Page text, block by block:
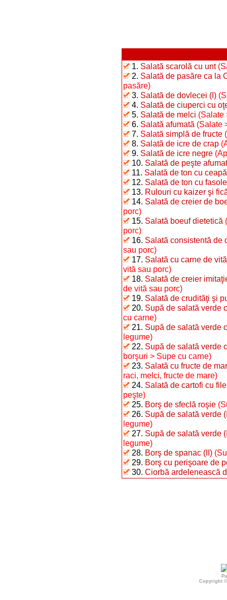
1. Salată scarolă cu unt
2. Salată de pasăre ca la
pasăre)
3. Salată de dovlecei (I)
4. Salată de ciuperci cu
5. Salată de melci (Salate
6. Salată afumată (Salate
7. Salată simplă de fructe
8. Salată de icre de crap
9. Salată de icre negre
10. Salată de peşte
11. Salată de ton cu ceapă
12. Salată de ton cu
13. Rulouri cu kaizer şi
14. Salată de creier de
porc)
15. Salată boeuf dietetică
porc)
16. Salată consistentă de
sau porc)
17. Salată cu carne de
vită sau porc)
18. Salată de creier
de vită sau porc)
19. Salată de crudităţi şi
20. Supă de salată verde
cu carne)
21. Supă de salată verde
legume)
22. Supă de salată verde
borşuri > Supe cu carne)
23. Salată cu fructe de
raci, melci, fructe de mare)
24. Salată de cartofi cu
peşte)
25. Borş de sfeclă roşie
26. Supă de salată verde
legume)
27. Supă de salată verde
legume)
28. Borş de spanac (II)
29. Borş cu perişoare de
30. Ciorbă ardelenească
Copyright